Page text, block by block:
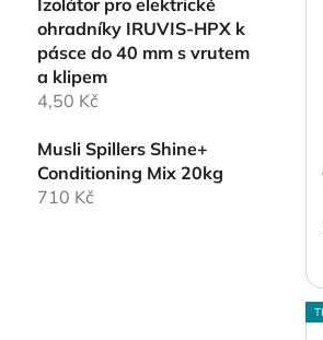
Izolátor pro elektrické
ohradníky IRUVIS-HPX k
pásce do 40 mm s vrutem
a klipem
4,50 Kč
Musli Spillers Shine+
Conditioning Mix 20kg
710 Kč